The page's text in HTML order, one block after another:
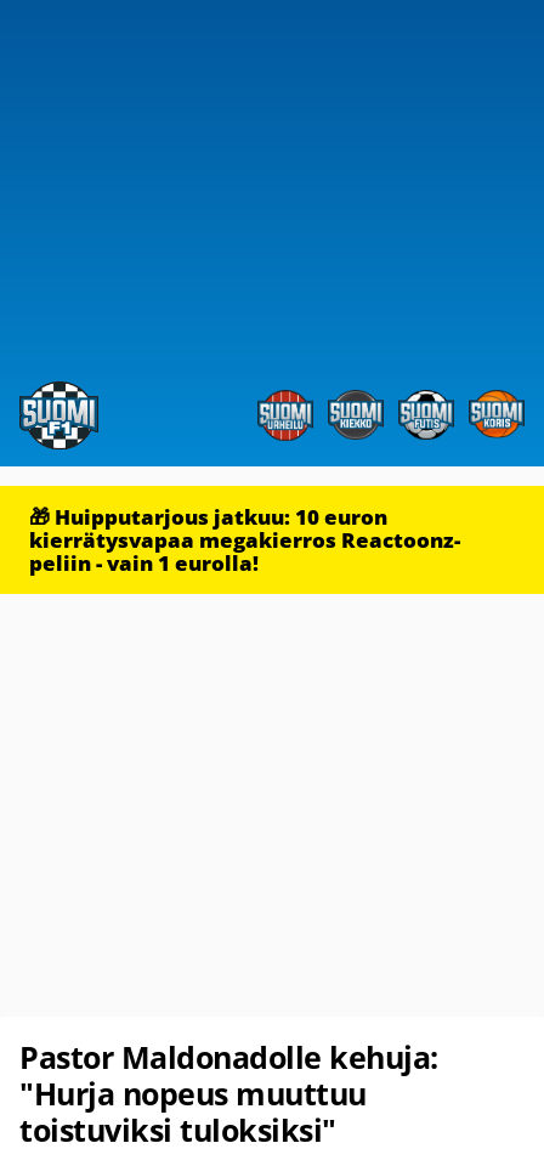
🎁 Huipputarjous jatkuu: 10 euron
kierrätysvapaa megakierros Reactoonz-
peliin - vain 1 eurolla!
Pastor Maldonadolle kehuja:
"Hurja nopeus muuttuu
toistuviksi tuloksiksi"